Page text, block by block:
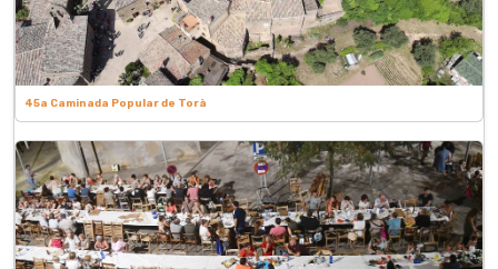
45a Caminada Popular de Torà